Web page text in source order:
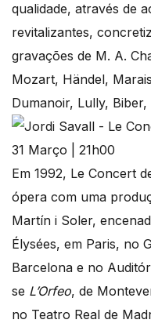
qualidade, através de
revitalizantes,
gravações de M. A.
Mozart, Händel,
Dumanoir, Lully,
Em 1992, Le Concert
ópera com uma
Martín i Soler,
Élysées, em Paris, no
Barcelona e no
se L’Orfeo, de
no Teatro Real de